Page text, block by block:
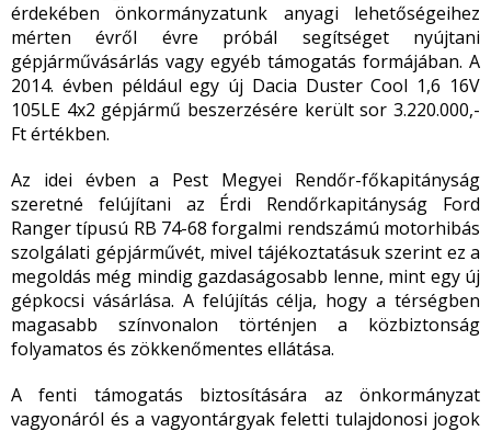
érdekében önkormányzatunk anyagi lehetőségeihez
mérten évről évre próbál segítséget nyújtani
gépjárművásárlás vagy egyéb támogatás formájában. A
2014. évben például egy új Dacia Duster Cool 1,6 16V
105LE 4x2 gépjármű beszerzésére került sor 3.220.000,-
Ft értékben.
Az idei évben a Pest Megyei Rendőr-főkapitányság
szeretné felújítani az Érdi Rendőrkapitányság Ford
Ranger típusú RB 74-68 forgalmi rendszámú motorhibás
szolgálati gépjárművét, mivel tájékoztatásuk szerint ez a
megoldás még mindig gazdaságosabb lenne, mint egy új
gépkocsi vásárlása. A felújítás célja, hogy a térségben
magasabb színvonalon történjen a közbiztonság
folyamatos és zökkenőmentes ellátása.
A fenti támogatás biztosítására az önkormányzat
vagyonáról és a vagyontárgyak feletti tulajdonosi jogok